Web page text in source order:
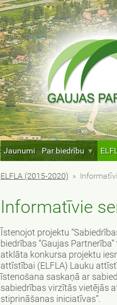
Jaunumi Par biedrību
ELFLA (2015-2020) »
Informatīvie
Īstenojot projektu
biedrības “Gaujas
atklāta konkursa projektu
attīstībai (ELFLA) Lauku
īstenošana saskaņā ar
sabiedrības virzītās vietējās
stiprināšanas iniciatīvas”.